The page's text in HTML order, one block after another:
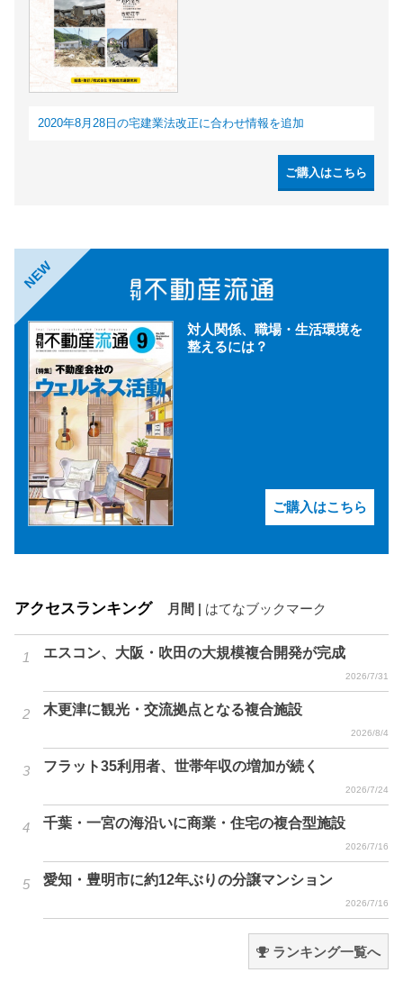
2020年8月28日の宅建業法改正に合わせ情報を追加
ご購入はこちら
NEW
対人関係、職場・生活環境を
整えるには？
ご購入はこちら
アクセスランキング 月間 はてなブックマーク
エスコン、大阪・吹田の大規模複合開発が完成
2026/7/31
木更津に観光・交流拠点となる複合施設
2026/8/4
フラット35利用者、世帯年収の増加が続く
2026/7/24
千葉・一宮の海沿いに商業・住宅の複合型施設
2026/7/16
愛知・豊明市に約12年ぶりの分譲マンション
2026/7/16
ランキング一覧へ